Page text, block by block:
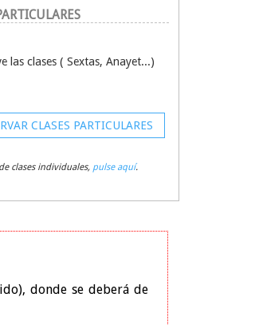
las clases ( Sextas, Anayet...)
CLASES PARTICULARES
clases individuales, pulse aquí.
donde se deberá de